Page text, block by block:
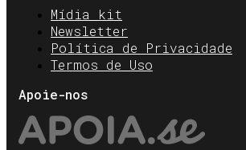
Mídia kit
Newsletter
Política de Privacidade
Termos de Uso
Apoie-nos